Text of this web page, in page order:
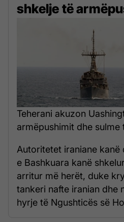
shkelje të
Teherani akuzon
armëpushimit dhe sulme
Autoritetet iraniane kanë
e Bashkuara kanë
arritur më herët, duke
tankeri nafte iranian dhe
hyrje të Ngushticës së